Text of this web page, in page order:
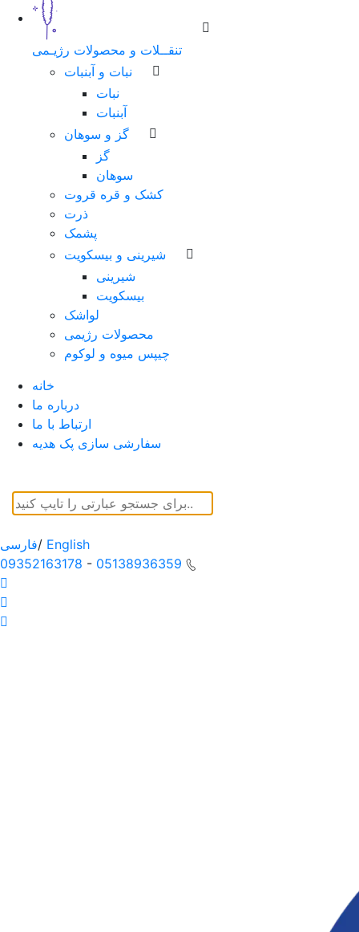
تنقــلات و محصولات رژیـمی
نبات و آبنبات
نبات
آبنبات
گز و سوهان
گز
سوهان
کشک و قره قروت
ذرت
پشمک
شیرینی و بیسکویت
شیرینی
بیسکویت
لواشک
محصولات رژیمی
چیپس میوه و لوکوم
خانه
درباره ما
ارتباط با ما
سفارشی سازی پک هدیه
فارسی/ English
09352163178 - 05138936359